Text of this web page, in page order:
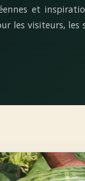
et
les visiteurs, les